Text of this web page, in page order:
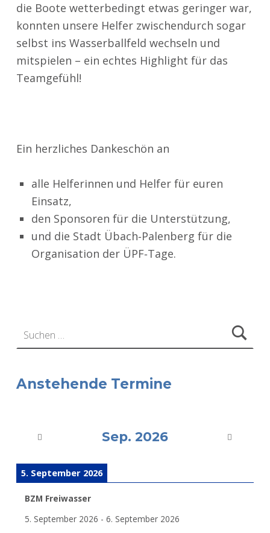
die Boote wetterbedingt etwas geringer war,
konnten unsere Helfer zwischendurch sogar
selbst ins Wasserballfeld wechseln und
mitspielen – ein echtes Highlight für das
Teamgefühl!
Ein herzliches Dankeschön an
alle Helferinnen und Helfer für euren
Einsatz,
den Sponsoren für die Unterstützung,
und die Stadt Übach‑Palenberg für die
Organisation der ÜPF‑Tage.
Anstehende Termine
Sep. 2026
5. September 2026
BZM Freiwasser
5. September 2026 - 6. September 2026